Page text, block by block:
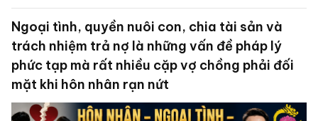
Ngoại tình, quyền nuôi con, chia tài sản và
trách nhiệm trả nợ là những vấn đề pháp lý
phức tạp mà rất nhiều cặp vợ chồng phải đối
mặt khi hôn nhân rạn nứt